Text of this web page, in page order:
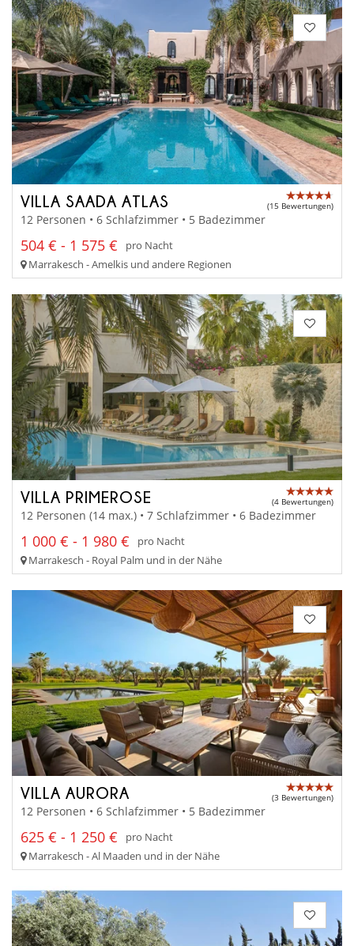
VILLA SAADA ATLAS (15 Bewertungen)
12 Personen • 6 Schlafzimmer • 5 Badezimmer
504 € - 1 575 €
pro Nacht
Marrakesch - Amelkis und andere Regionen
VILLA PRIMEROSE (4 Bewertungen)
12 Personen (14 max.) • 7 Schlafzimmer • 6 Badezimmer
1 000 € - 1 980 €
pro Nacht
Marrakesch - Royal Palm und in der Nähe
VILLA AURORA (3 Bewertungen)
12 Personen • 6 Schlafzimmer • 5 Badezimmer
625 € - 1 250 €
pro Nacht
Marrakesch - Al Maaden und in der Nähe